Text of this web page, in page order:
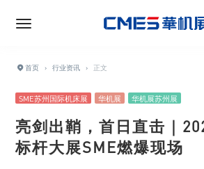
首页 › 行业资讯 › 正文
SME苏州国际机床展 华机展 华机展苏州展
亮剑出鞘，首日直击｜
标杆大展SME燃爆现场